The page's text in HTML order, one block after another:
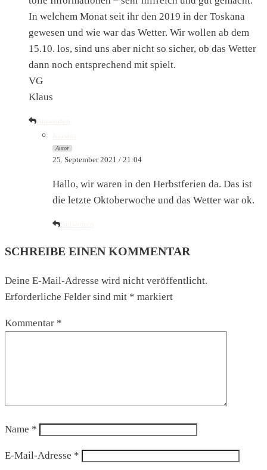
In welchem Monat seit ihr den 2019 in der Toskana
gewesen und wie war das Wetter. Wir wollen ab dem
15.10. los, sind uns aber nicht so sicher, ob das Wetter
dann noch entsprechend mit spielt.
VG
Klaus
Autor
25. September 2021 / 21:04
Hallo, wir waren in den Herbstferien da. Das ist
die letzte Oktoberwoche und das Wetter war ok.
SCHREIBE EINEN KOMMENTAR
Deine E-Mail-Adresse wird nicht veröffentlicht.
Erforderliche Felder sind mit * markiert
Kommentar *
Name *
E-Mail-Adresse *